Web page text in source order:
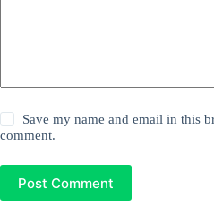
Save my name and email in this
comment.
Post Comment